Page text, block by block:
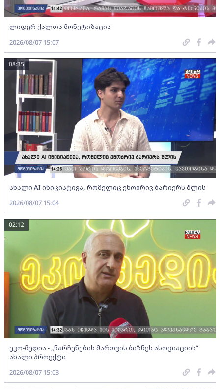
ლიდერ ქალთა მონეტიზაცია
2026/08/07 15:07
ახალი AI ინიციატივა, რომელიც ენობრივ ბარიერს შლის
08:35
2026/08/07 15:04
ეკო-მედია - „ნარჩენების მართვის ბიზნეს ასოციაციის”
ახალი პროექტი
02:12
2026/08/07 15:03